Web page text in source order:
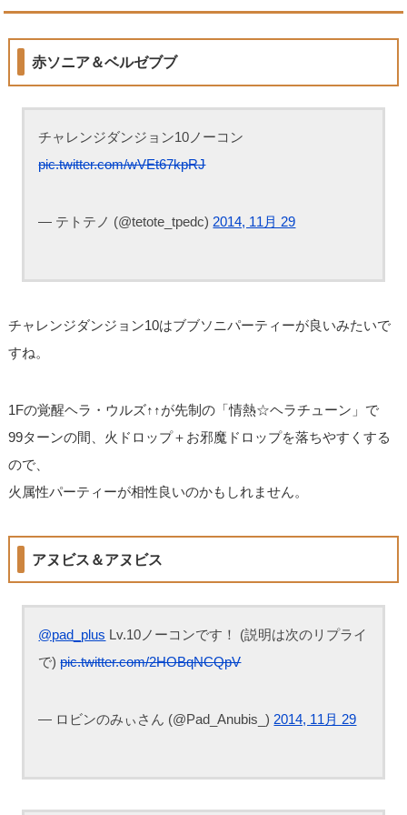
赤ソニア＆ベルゼブブ
チャレンジダンジョン10ノーコン
pic.twitter.com/wVEt67kpRJ
— テトテノ (@tetote_tpedc) 2014, 11月 29
チャレンジダンジョン10はブブソニパーティーが良いみたいで
すね。
1Fの覚醒ヘラ・ウルズ↑↑が先制の「情熱☆ヘラチューン」で
99ターンの間、火ドロップ＋お邪魔ドロップを落ちやすくする
ので、
火属性パーティーが相性良いのかもしれません。
アヌビス＆アヌビス
@pad_plus Lv.10ノーコンです！ (説明は次のリプライ
で)pic.twitter.com/2HOBqNCQpV
— ロビンのみぃさん (@Pad_Anubis_) 2014, 11月 29